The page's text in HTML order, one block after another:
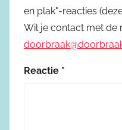
en plak"-reacties
Wil je contact met de
Reactie *